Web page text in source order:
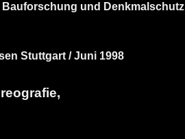
und Denkmalschutz
Stuttgart / Juni 1998